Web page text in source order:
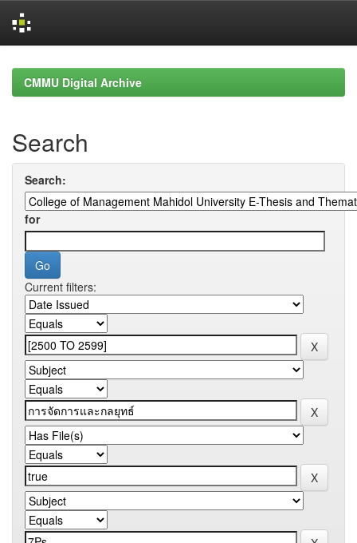
navigationCMMU Digital Archive
Search
Search:
for
Current filters: